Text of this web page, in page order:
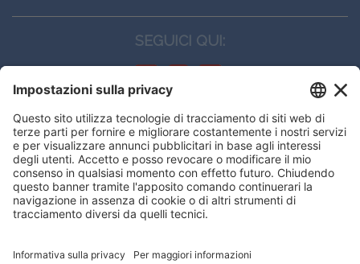
SEGUICI QUI:
CONTATTI
Edi.Ermes srl
Viale E. Forlanini, 21 - 20134, Milano
(+39)027021121
E-mail:eeinfo@eenet.it
offrirti la migliore navigazione